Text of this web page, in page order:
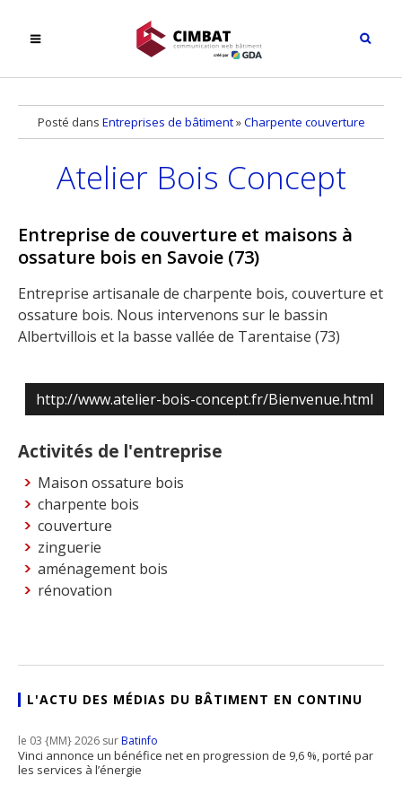
Posté dans Entreprises de bâtiment»Charpente couverture
Atelier Bois Concept
Entreprise de couverture et maisons à
ossature bois en Savoie (73)
Entreprise artisanale de charpente bois, couverture et
ossature bois. Nous intervenons sur le bassin
Albertvillois et la basse vallée de Tarentaise (73)
http://www.atelier-bois-concept.fr/Bienvenue.html
Activités de l'entreprise
Maison ossature bois
charpente bois
couverture
zinguerie
aménagement bois
rénovation
L'ACTU DES MÉDIAS DU BÂTIMENT EN CONTINU
le 03 {MM} 2026 surBatinfo
Vinci annonce un bénéfice net en progression de 9,6 %, porté par
les services à l’énergie